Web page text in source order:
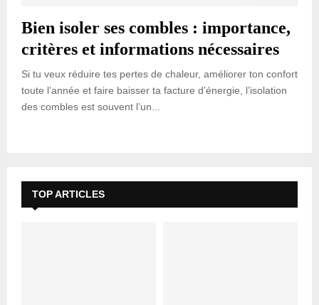
Bien isoler ses combles : importance,
critères et informations nécessaires
Si tu veux réduire tes pertes de chaleur, améliorer ton confort
toute l’année et faire baisser ta facture d’énergie, l’isolation
des combles est souvent l’un...
TOP ARTICLES